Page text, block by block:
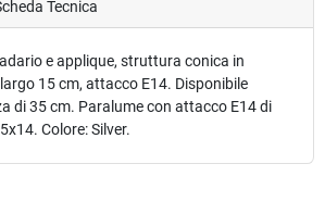
Tecnica
e applique, struttura conica in
15 cm, attacco E14. Disponibile
di 35 cm. Paralume con attacco E14 di
Colore: Silver.